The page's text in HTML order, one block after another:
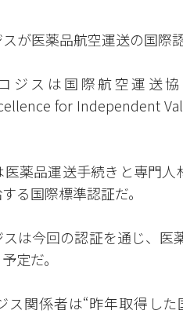
が医薬品航空運送の国際
ジスは国際航空運送協
for Independent
薬品運送手続きと専門
る国際標準認証だ。
は今回の認証を通じ、
定だ。
ス関係者は“昨年取得し